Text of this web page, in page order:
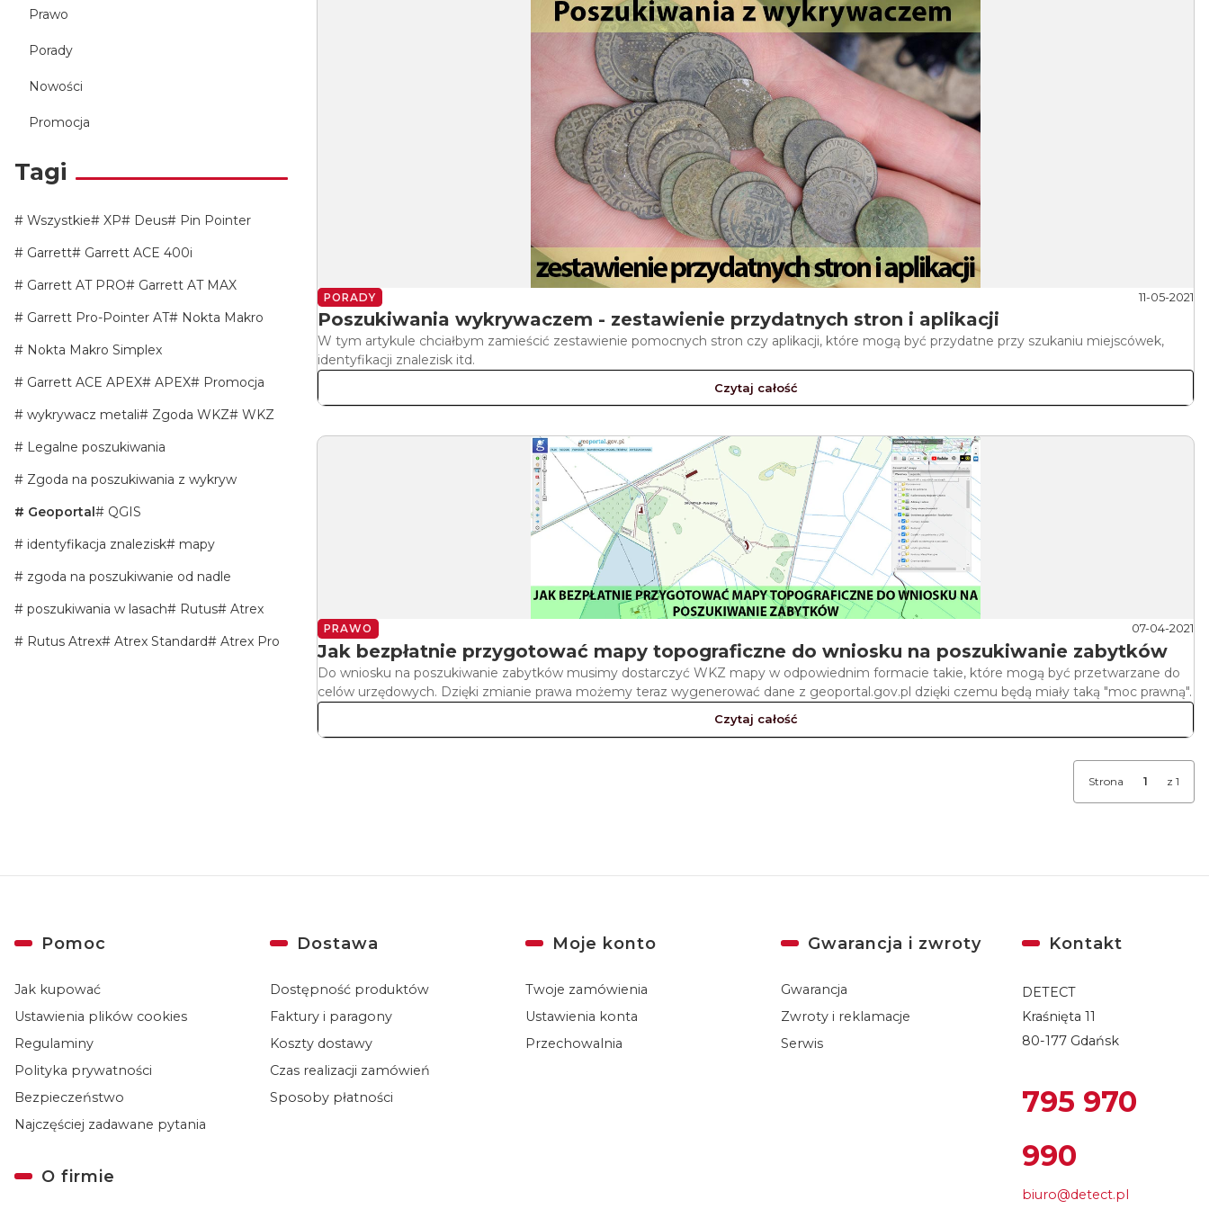
Prawo
Porady
Nowości
Promocja
Tagi
Wszystkie XP Deus
Pin Pointer
Garrett
Garrett ACE 400i
Garrett AT PRO
Garrett AT MAX
Garrett Pro-Pointer AT
Nokta Makro
Nokta Makro Simplex
Garrett ACE APEX
APEX
Promocja
wykrywacz metali
Zgoda WKZ
WKZ
Legalne poszukiwania
Zgoda na poszukiwania z wykryw
Geoportal
QGIS
identyfikacja znalezisk
mapy
zgoda na poszukiwanie od nadle
poszukiwania w lasach
Rutus
Atrex
Rutus Atrex
Atrex Standard Atrex Pro
PORADY 11-05-2021
Poszukiwania wykrywaczem - zestawienie przydatnych stron i aplikacji
W tym artykule chciałbym zamieścić zestawienie pomocnych stron czy aplikacji, które mogą być przydatne przy szukaniu miejscówek,
identyfikacji znalezisk itd.
Czytaj całość
PRAWO 07-04-2021
Jak bezpłatnie przygotować mapy topograficzne do wniosku na poszukiwanie zabytków
Do wniosku na poszukiwanie zabytków musimy dostarczyć WKZ mapy w odpowiednim formacie takie, które mogą być przetwarzane do
celów urzędowych. Dzięki zmianie prawa możemy teraz wygenerować dane z geoportal.gov.pl dzięki czemu będą miały taką "moc prawną".
Czytaj całość
Strona z 1
Linki w stopce
Pomoc
Jak kupować
Ustawienia plików cookies
Regulaminy
Polityka prywatności
Bezpieczeństwo
Najczęściej zadawane pytania
Dostawa
Dostępność produktów
Faktury i paragony
Koszty dostawy
Czas realizacji zamówień
Sposoby płatności
Moje konto
Twoje zamówienia
Ustawienia konta
Przechowalnia
Gwarancja i zwroty
Gwarancja
Zwroty i reklamacje
Serwis
O firmie
Kontakt
DETECT
Kraśnięta 11
80-177 Gdańsk
795 970
990
biuro@detect.pl